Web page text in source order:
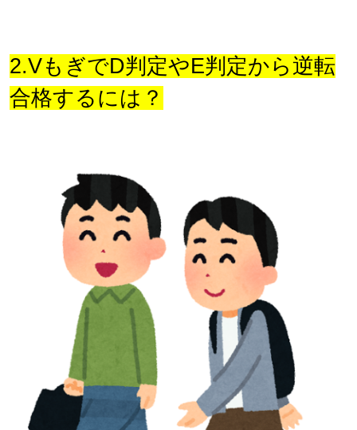
2.VもぎでD判定やE判定から逆転
合格するには？